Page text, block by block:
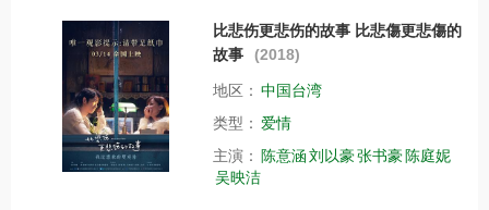
比悲伤更悲伤的故事 比悲傷更悲傷的
故事
(2018)
地区： 中国台湾
类型： 爱情
主演：
陈意涵刘以豪张书豪 陈庭妮
吴映洁